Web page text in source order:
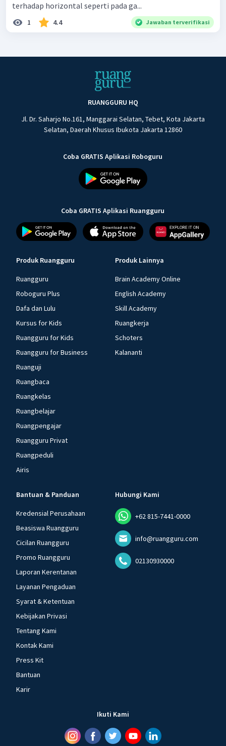
terhadap horizontal seperti pada ga...
1 4.4 Jawaban terverifikasi
RUANGGURU HQ
Jl. Dr. Saharjo No.161, Manggarai Selatan, Tebet, Kota Jakarta
Selatan, Daerah Khusus Ibukota Jakarta 12860
Coba GRATIS Aplikasi Roboguru
Coba GRATIS Aplikasi Ruangguru
Produk Ruangguru
Ruangguru
Roboguru Plus
Dafa dan Lulu
Kursus for Kids
Ruangguru for Kids
Ruangguru for Business
Ruanguji
Ruangbaca
Ruangkelas
Ruangbelajar
Ruangpengajar
Ruangguru Privat
Ruangpeduli
Airis
Produk Lainnya
Brain Academy Online
English Academy
Skill Academy
Ruangkerja
Schoters
Kalananti
Bantuan & Panduan
Kredensial Perusahaan
Beasiswa Ruangguru
Cicilan Ruangguru
Promo Ruangguru
Laporan Kerentanan
Layanan Pengaduan
Syarat & Ketentuan
Kebijakan Privasi
Tentang Kami
Kontak Kami
Press Kit
Bantuan
Karir
Hubungi Kami
+62 815-7441-0000
info@ruangguru.com
02130930000
Ikuti Kami